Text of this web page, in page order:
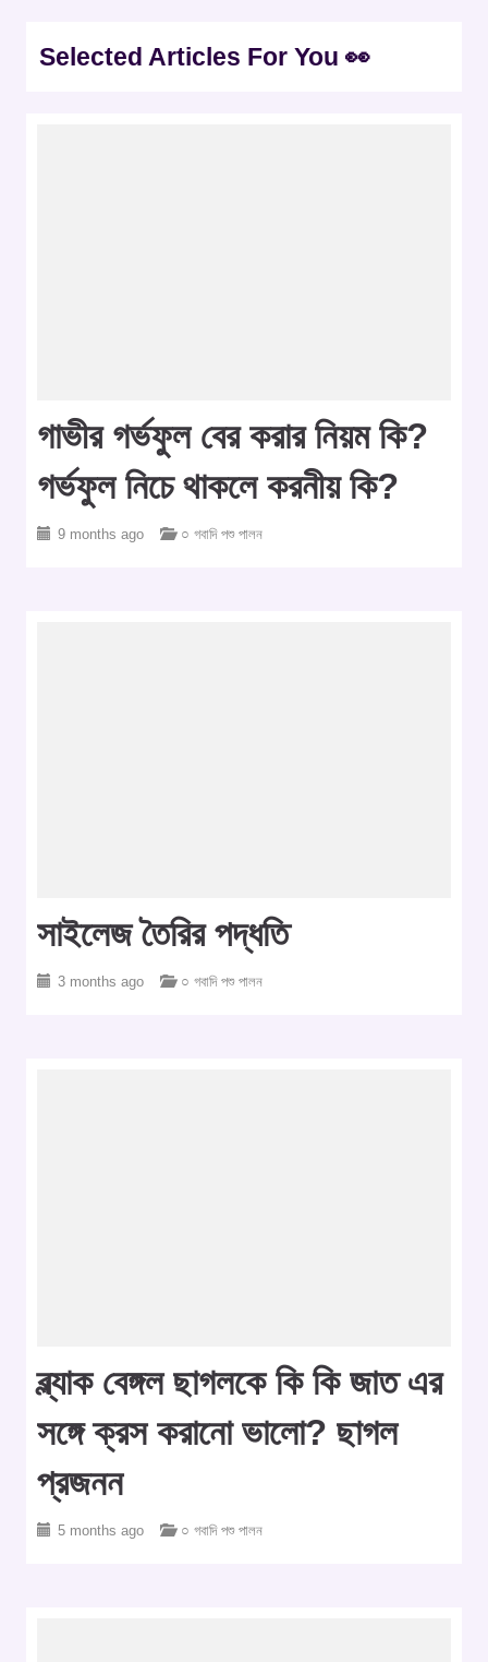
Selected Articles For You 👀
গাভীর গর্ভফুল বের করার নিয়ম কি?
গর্ভফুল নিচে থাকলে করনীয় কি?
9 months ago ○ গবাদি পশু পালন
সাইলেজ তৈরির পদ্ধতি
3 months ago ○ গবাদি পশু পালন
ব্ল্যাক বেঙ্গল ছাগলকে কি কি জাত এর
সঙ্গে ক্রস করানো ভালো? ছাগল
প্রজনন
5 months ago ○ গবাদি পশু পালন